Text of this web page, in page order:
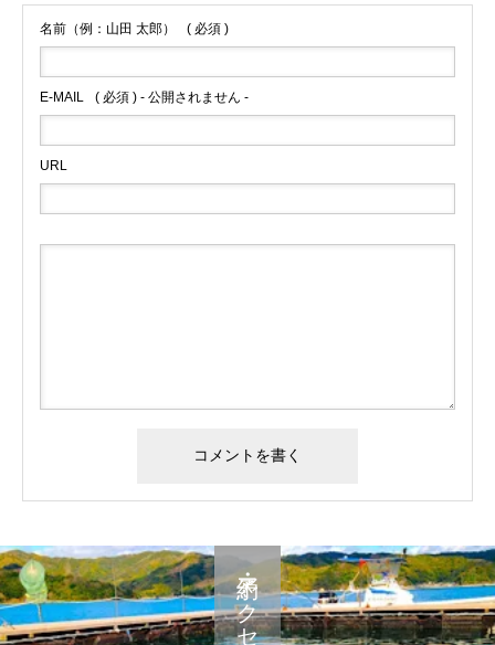
名前（例：山田 太郎） ( 必須 )
E-MAIL ( 必須 ) - 公開されません -
URL
予約・アクセス・料金